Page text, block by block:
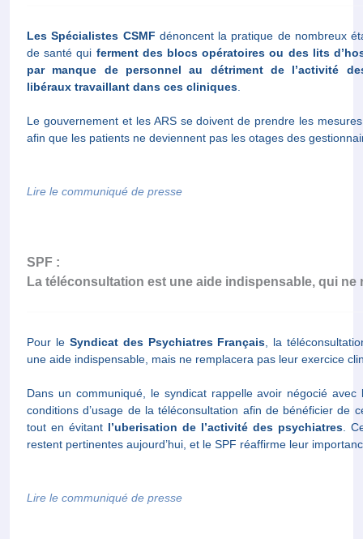
Les Spécialistes CSMF dénoncent la pratique de nombreux
de santé qui ferment des blocs opératoires ou des lits
par manque de personnel au détriment de l’activité
libéraux travaillant dans ces cliniques
Le gouvernement et les ARS se doivent de prendre les
afin que les patients ne deviennent pas les otages des
Lire le communiqué de presse
SPF :
La téléconsultation est une aide indispensable, qui ne
Pour le Syndicat des Psychiatres Français , la
une aide indispensable, mais ne remplacera pas leur exercice
Dans un communiqué, le syndicat rappelle avoir négocié avec
conditions d’usage de la téléconsultation afin de bénéficier de
tout en évitant l’uberisation de l’activité des psychiatres .
restent pertinentes aujourd’hui, et le SPF réaffirme leur
Lire le communiqué de presse